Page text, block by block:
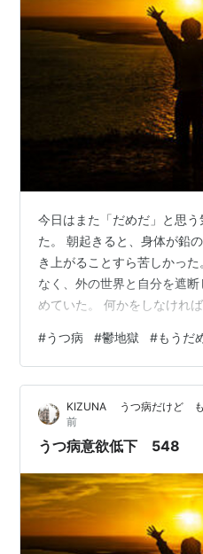
今日はまた「だめだ」と思
た。 朝起きると、身体が鉛
き上がることすら苦しかっ
なく、外の世界と自分を遮
めていた。 何かをしなけれ
が、さらに自分を追い詰めて
が情けなくて、苦しくて、
してこんなにも生きること
な普通に生活しているのに
って止まってしまうのか、
回る。 まるで自分が世界か
#うつ病 #鬱地獄 #もうだ
KIZUNA うつ病だけど も
前
うつ病意欲低下 548